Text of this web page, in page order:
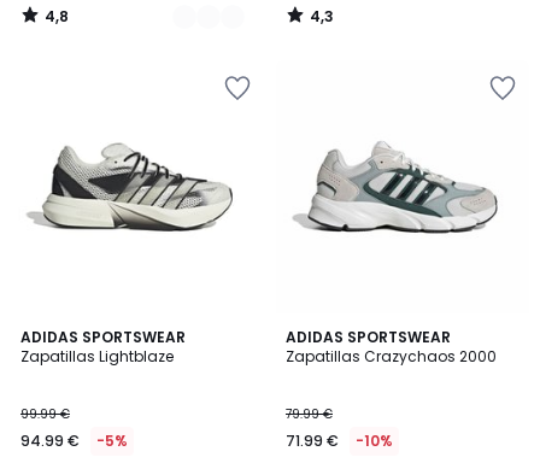
4,8
/
4,3
/
ADIDAS SPORTSWEAR
Zapatillas Lightblaze
99.99 €
94.99 € -5%
4,8
/ 5
ADIDAS SPORTSWEAR
Zapatillas Crazychaos 2000
79.99 €
71.99 € -10%
4,7
/ 5